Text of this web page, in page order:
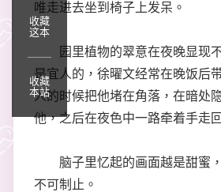
唯走进去坐到椅子上发呆。
园里植物的翠意在夜晚显现不
是宜人的，徐曜文经常在晚饭后
人的时候把他堵在角落，在暗处
他，之后在夜色中一路牵着手
脑子里忆起的画面越是甜蜜
不可制止。
收藏
这本
收藏
本站